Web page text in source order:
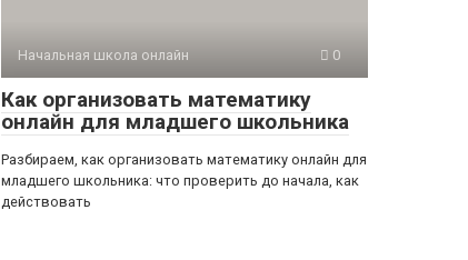
Начальная школа онлайн 0
Как организовать математику
онлайн для младшего школьника
Разбираем, как организовать математику онлайн для
младшего школьника: что проверить до начала, как
действовать